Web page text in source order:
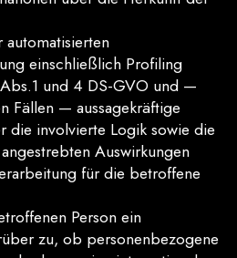
automatisierten
einschließlich Profiling
und 4 DS-GVO und —
Fällen — aussagekräftige
die involvierte Logik sowie die
Auswirkungen
für die betroffene
Person ein
zu, ob personenbezogene